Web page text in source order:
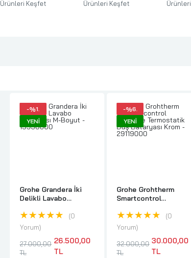
Ürünleri Keşfet Ürünleri Keşfet Ürünleri
-%1.
YENI
Grohe Grandera İki
Delikli Lavabo
19930000
★★★★★
0
Yorum
27.000,00
TL
26.500,00
TL
-%6.
YENI
Grohe Grohtherm
Smartcontrol
Duş Bataryası Krom -
29119000
★★★★★
0
Yorum
32.000,00
TL
30.000,00
TL